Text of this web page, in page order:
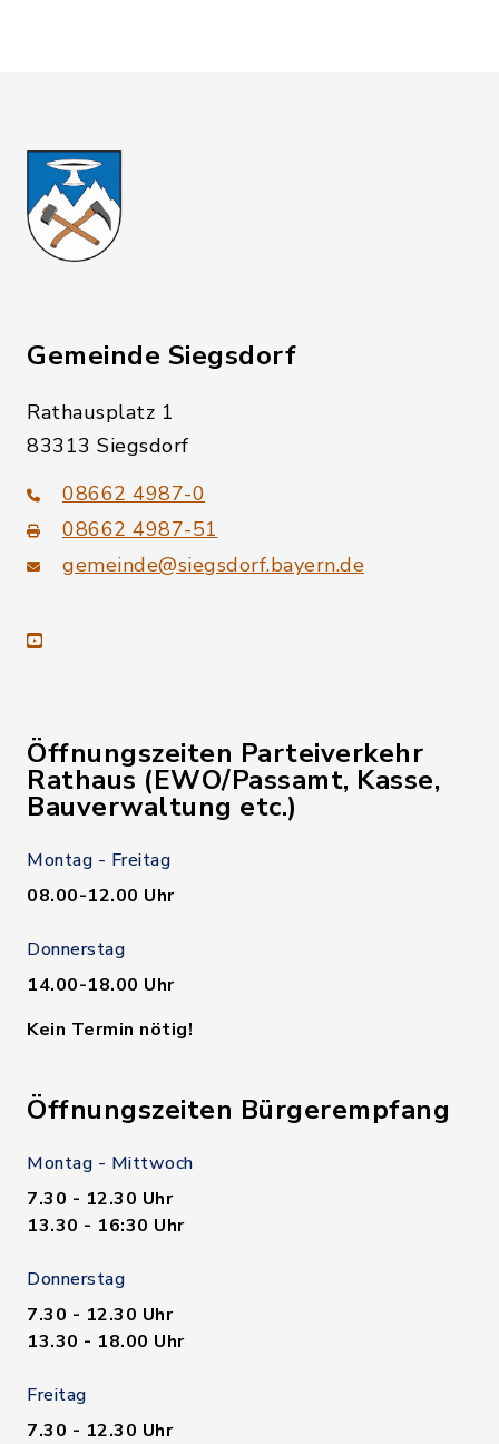
Gemeinde Siegsdorf
Rathausplatz 1
83313 Siegsdorf
08662 4987-0
08662 4987-51
gemeinde@siegsdorf.bayern.de
youtube
Öffnungszeiten Parteiverkehr
Rathaus (EWO/Passamt, Kasse,
Bauverwaltung etc.)
Montag - Freitag
08.00-12.00 Uhr
Donnerstag
14.00-18.00 Uhr
Kein Termin nötig!
Öffnungszeiten Bürgerempfang
Montag - Mittwoch
7.30 - 12.30 Uhr
13.30 - 16:30 Uhr
Donnerstag
7.30 - 12.30 Uhr
13.30 - 18.00 Uhr
Freitag
7.30 - 12.30 Uhr